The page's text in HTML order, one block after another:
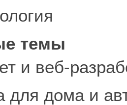
темы
и веб-
для дома и